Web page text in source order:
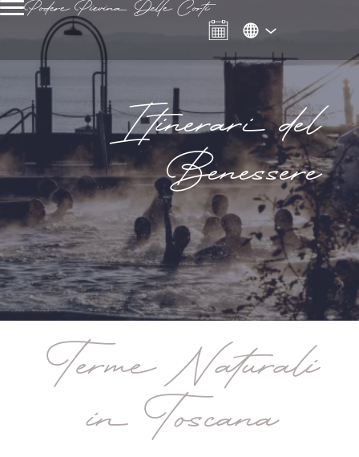
Podere Pievina Delle Corti
Itinerari del
Benessere
Terme Naturali
in Toscana